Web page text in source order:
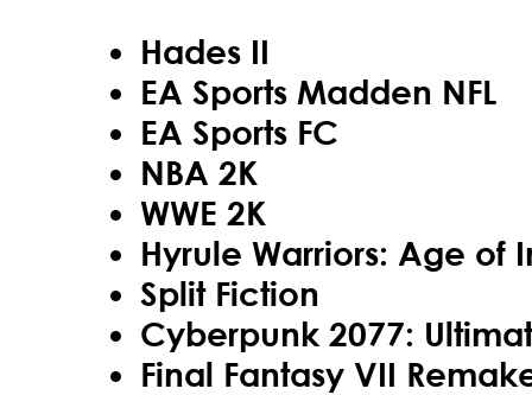
Hades II
EA Sports Madden NFL
EA Sports FC
NBA 2K
WWE 2K
Hyrule Warriors: Age of
Split Fiction
Cyberpunk 2077:
Final Fantasy VII